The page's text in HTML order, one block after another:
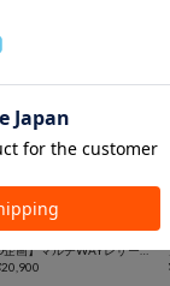
入荷 一部予約 
DROITE
4WAY/軽量/5色展開/SHIH
企画】マルチWAYレザーバ
グ
20,900